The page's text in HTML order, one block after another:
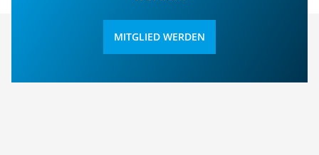
MITGLIED WERDEN